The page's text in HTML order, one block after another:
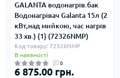
GALANTA водонагрів.бак
Водонагрівач Galanta 15л (2
кВт,над мийкою, час нагрів
33 хв.) {1} (72326NMP)
Код товару: 72326NMP
В наявності
0
6 875.00 грн.